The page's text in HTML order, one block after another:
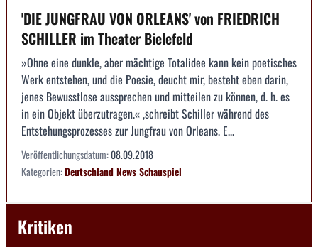
'DIE JUNGFRAU VON ORLEANS' von FRIEDRICH
SCHILLER im Theater Bielefeld
»Ohne eine dunkle, aber mächtige Totalidee kann kein poetisches
Werk entstehen, und die Poesie, deucht mir, besteht eben darin,
jenes Bewusstlose aussprechen und mitteilen zu können, d. h. es
in ein Objekt überzutragen.« ,schreibt Schiller während des
Entstehungsprozesses zur Jungfrau von Orleans. E...
Veröffentlichungsdatum:08.09.2018
Kategorien:DeutschlandNewsSchauspiel
Kritiken